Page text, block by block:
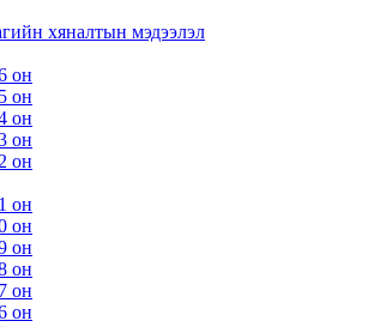
хяналтын мэдээлэл
он
он
он
он
он
он
он
он
он
он
он